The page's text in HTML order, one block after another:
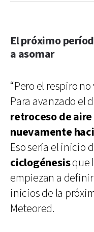
El próximo
a asomar
“Pero el respiro
Para avanzado el
retroceso de
nuevamente
Eso sería el inicio
ciclogénesisque
empiezan a
inicios de la
Meteored.